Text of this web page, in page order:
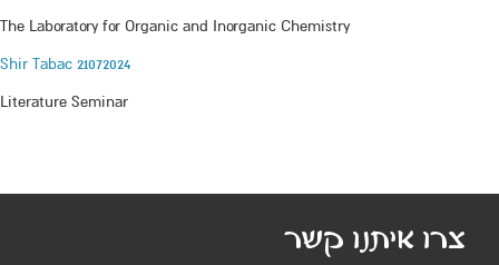
The Laboratory for Organic and Inorganic Chemistry
Shir Tabac 21072024
Literature Seminar
צרו איתנו קשר